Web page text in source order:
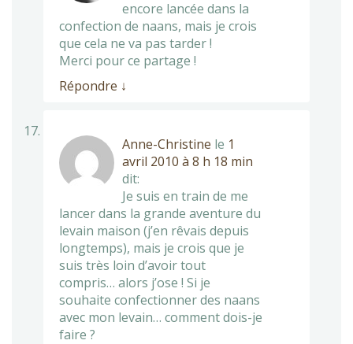
encore lancée dans la
confection de naans, mais je crois
que cela ne va pas tarder !
Merci pour ce partage !
Répondre ↓
Anne-Christine le 1
avril 2010 à 8 h 18 min
dit:
Je suis en train de me
lancer dans la grande aventure du
levain maison (j’en rêvais depuis
longtemps), mais je crois que je
suis très loin d’avoir tout
compris… alors j’ose ! Si je
souhaite confectionner des naans
avec mon levain… comment dois-je
faire ?